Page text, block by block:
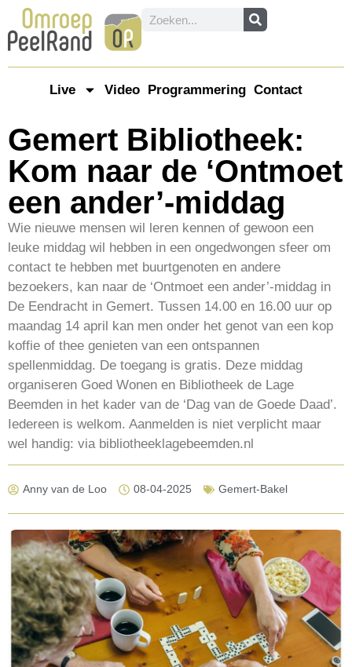
Live Video Programmering Contact
Gemert Bibliotheek:
Kom naar de ‘Ontmoet
een ander’-middag
Wie nieuwe mensen wil leren kennen of gewoon een
leuke middag wil hebben in een ongedwongen sfeer om
contact te hebben met buurtgenoten en andere
bezoekers, kan naar de ‘Ontmoet een ander’-middag in
De Eendracht in Gemert. Tussen 14.00 en 16.00 uur op
maandag 14 april kan men onder het genot van een kop
koffie of thee genieten van een ontspannen
spellenmiddag. De toegang is gratis. Deze middag
organiseren Goed Wonen en Bibliotheek de Lage
Beemden in het kader van de ‘Dag van de Goede Daad’.
Iedereen is welkom. Aanmelden is niet verplicht maar
wel handig: via bibliotheeklagebeemden.nl
Anny van de Loo 08-04-2025 Gemert-Bakel